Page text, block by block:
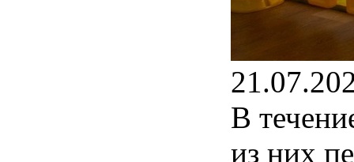
В
из них